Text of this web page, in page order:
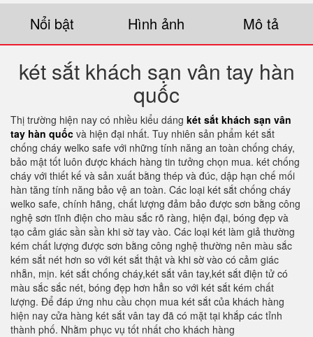
Nổi bật Hình ảnh Mô tả
két sắt khách sạn vân tay hàn
quốc
Thị trường hiện nay có nhiều kiểu dáng két sắt khách sạn vân
tay hàn quốc và hiện đại nhất. Tuy nhiên sản phẩm két sắt
chống cháy welko safe với những tính năng an toàn chống cháy,
bảo mật tốt luôn được khách hàng tin tưởng chọn mua. két chống
cháy với thiết kế và sản xuất bằng thép và đúc, dập hạn chế mối
hàn tăng tính năng bảo vệ an toàn. Các loại két sắt chống cháy
welko safe, chính hãng, chất lượng đảm bảo được sơn bằng công
nghệ sơn tĩnh điện cho màu sắc rõ ràng, hiện đại, bóng đẹp và
tạo cảm giác sần sần khi sờ tay vào. Các loại két làm giả thường
kém chất lượng được sơn bằng công nghệ thường nên màu sắc
kém sắt nét hơn so với két sắt thật và khi sờ vào có cảm giác
nhẵn, mịn. két sắt chống cháy,két sắt vân tay,két sắt điện tử có
màu sắc sắc nét, bóng đẹp hơn hẳn so với két sắt kém chất
lượng. Để đáp ứng nhu cầu chọn mua két sắt của khách hàng
hiện nay cửa hàng két sắt vân tay đã có mặt tại khắp các tỉnh
thành phố. Nhằm phục vụ tốt nhất cho khách hàng